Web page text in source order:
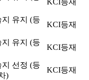
KCI등재
유지 (등
KCI등재
유지 (등
KCI등재
선정 (등
)
KCI등재